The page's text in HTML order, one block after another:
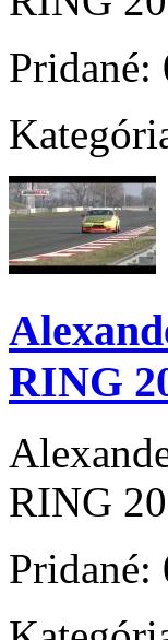
Pridané:
RING
RING
Pridané: